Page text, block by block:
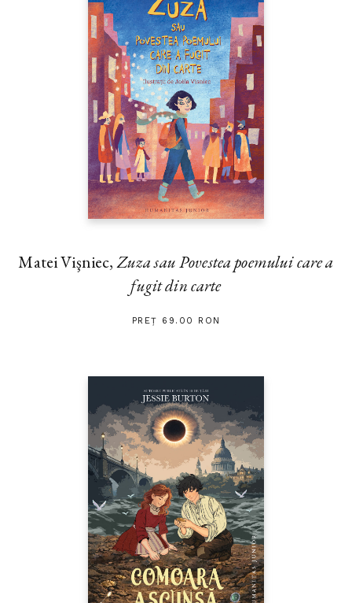
Matei Vişniec,Zuza sau Povestea poemului care a
fugit din carte
PREȚ 69.00 RON